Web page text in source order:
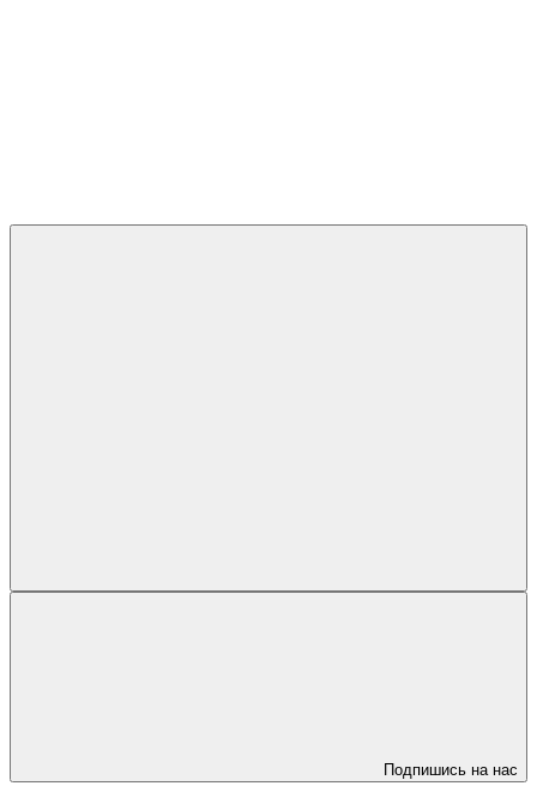
Подпишись на нас